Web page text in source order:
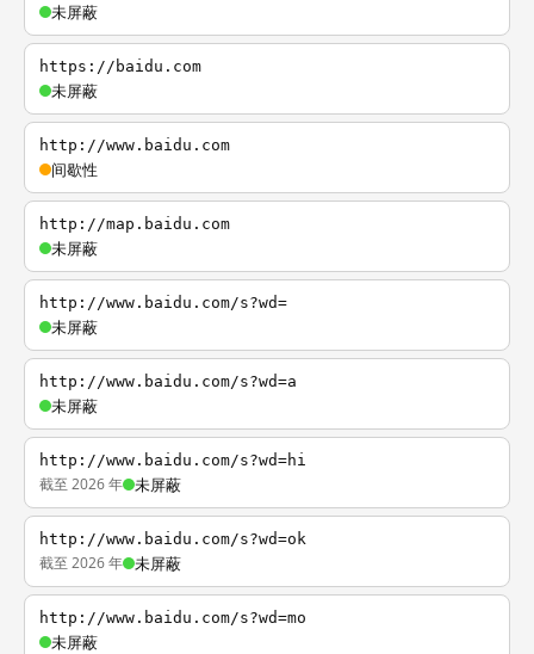
未屏蔽
https://baidu.com
未屏蔽
http://www.baidu.com
间歇性
http://map.baidu.com
未屏蔽
http://www.baidu.com/s?wd=
未屏蔽
http://www.baidu.com/s?wd=a
未屏蔽
http://www.baidu.com/s?wd=hi
截至 2026 年 未屏蔽
http://www.baidu.com/s?wd=ok
截至 2026 年 未屏蔽
http://www.baidu.com/s?wd=mo
未屏蔽